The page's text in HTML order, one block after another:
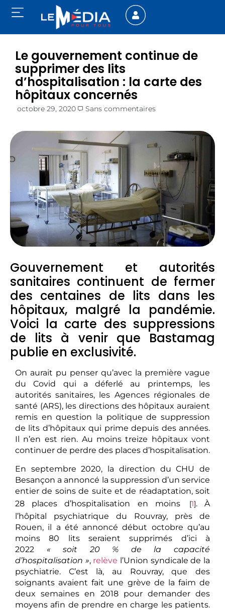
Le gouvernement continue de
supprimer des lits
d’hospitalisation : la carte des
hôpitaux concernés
octobre 29, 2020 Sans commentaires
Gouvernement et autorités
sanitaires continuent de fermer
des centaines de lits dans les
hôpitaux, malgré la pandémie.
Voici la carte des suppressions
de lits à venir que Bastamag
publie en exclusivité.
On aurait pu penser qu’avec la première vague
du Covid qui a déferlé au printemps, les
autorités sanitaires, les Agences régionales de
santé (ARS), les directions des hôpitaux auraient
remis en question la politique de suppression
de lits d’hôpitaux qui prime depuis des années.
Il n’en est rien. Au moins treize hôpitaux vont
continuer de perdre des places d’hospitalisation.
En septembre 2020, la direction du CHU de
Besançon a annoncé la suppression d’un service
entier de soins de suite et de réadaptation, soit
28 places d’hospitalisation en moins
[1]. À
l’hôpital psychiatrique du Rouvray, près de
Rouen, il a été annoncé début octobre qu’au
moins 80 lits seraient supprimés d’ici à
2022 « soit 20 % de la capacité
d’hospitalisation », relève l’Union syndicale de la
psychiatrie. C’est là, au Rouvray, que des
soignants avaient fait une grève de la faim de
deux semaines en 2018 pour demander des
moyens afin de prendre en charge les patients.